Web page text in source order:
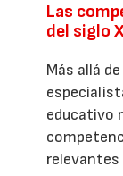
Las
del siglo
Más allá
educativo